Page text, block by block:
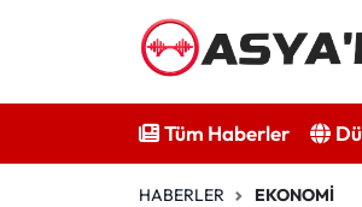
Tüm Haberler
HABERLER EKONOMI